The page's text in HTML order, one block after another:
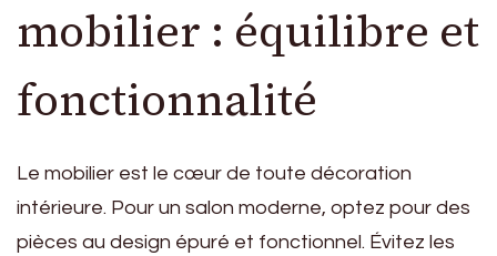
mobilier : équilibre et
fonctionnalité
Le mobilier est le cœur de toute décoration
intérieure. Pour un salon moderne, optez pour des
pièces au design épuré et fonctionnel. Évitez les